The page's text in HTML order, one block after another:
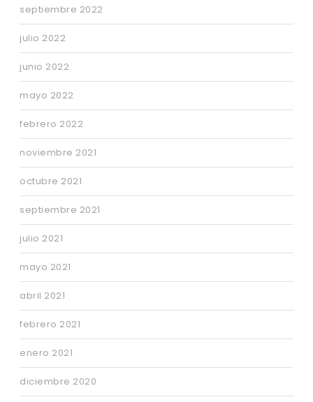
septiembre 2022
julio 2022
junio 2022
mayo 2022
febrero 2022
noviembre 2021
octubre 2021
septiembre 2021
julio 2021
mayo 2021
abril 2021
febrero 2021
enero 2021
diciembre 2020